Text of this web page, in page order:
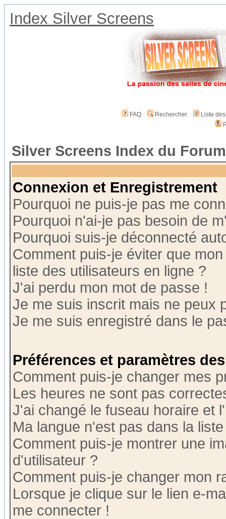
Index Silver Screens
FAQ Rechercher
Liste
Silver Screens Index du Forum
Connexion et Enregistrement
Pourquoi ne puis-je pas me
Pourquoi n'ai-je pas besoin de
Pourquoi suis-je déconnecté
Comment puis-je éviter que
liste des utilisateurs en ligne ?
J'ai perdu mon mot de passe !
Je me suis inscrit mais ne peux
Je me suis enregistré dans le
Préférences et paramètres
Comment puis-je changer mes
Les heures ne sont pas
J'ai changé le fuseau horaire et
Ma langue n'est pas dans la
Comment puis-je montrer une
d'utilisateur ?
Comment puis-je changer mon
Lorsque je clique sur le lien e-
me connecter !